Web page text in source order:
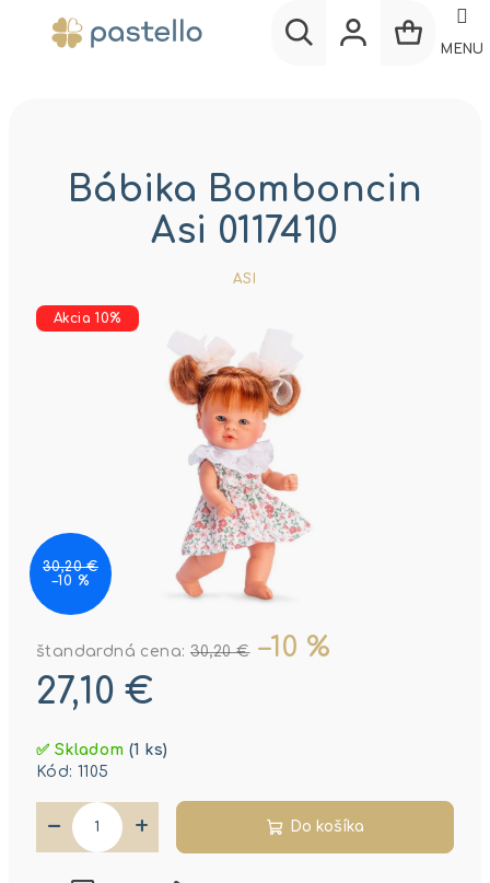
MENU
štandardná cena: 30,20 € –10 %
27,10 €
cena:
✅ Skladom(1 ks)
Kód: 1105
+
− Do košíka
Bábika Bomboncin
Asi 0117410
ASI
Akcia 10%
30,20 €
–10 %